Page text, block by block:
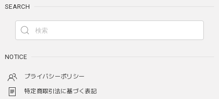
SEARCH
NOTICE
プライバシーポリシー
特定商取引法に基づく表記